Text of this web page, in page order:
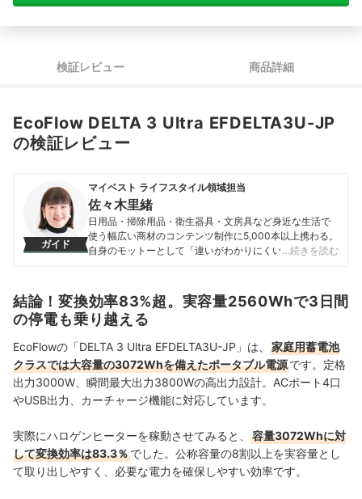
検証レビュー 商品詳細
EcoFlow DELTA 3 Ultra EFDELTA3U-JP
の検証レビュー
ガイド
マイベスト ライフスタイル領域担当
佐々木里緒
日用品・掃除用品・衛生器具・文房具など身近な生活で
使う幅広い商材のコンテンツ制作に5,000本以上携わる。
自身のモットーとして「違いがわかりにくい商材だから
佐々木里緒のプロフィール
…続きを読む
結論！変換効率83%超。実容量2560Whで3日間
の停電も乗り越える
EcoFlowの「DELTA 3 Ultra EFDELTA3U-JP」は、
家庭用蓄電池
クラスでは大容量の3072Whを備えたポータブル電源です。定格
出力3000W、瞬間最大出力3800Wの高出力設計。ACポート4口
やUSB出力、カーチャージ機能に対応しています。
実際にハロゲンヒーターを稼動させてみると、
容量3072Whに対
して変換効率は83.3％でした。公称容量の8割以上を実容量とし
て取り出しやすく、必要な電力を確保しやすい効率です。